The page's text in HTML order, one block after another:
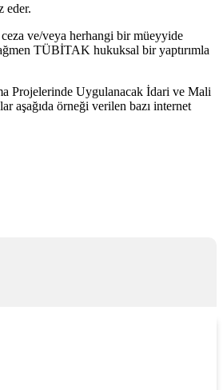
eder.
ve/veya herhangi bir müeyyide
TÜBİTAK hukuksal bir yaptırımla
Projelerinde Uygulanacak İdari ve Mali
aşağıda örneği verilen bazı internet